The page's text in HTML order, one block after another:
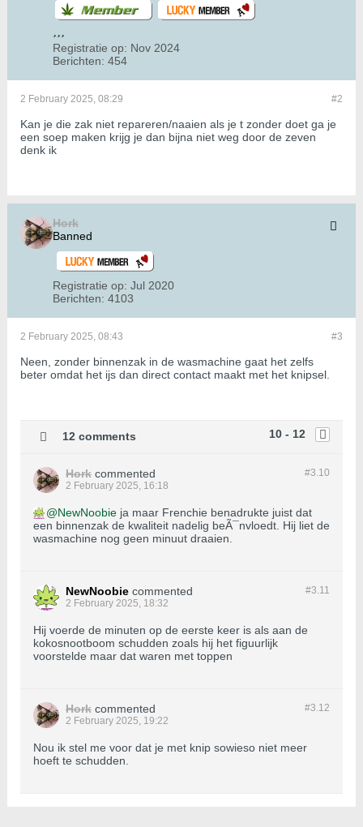
Registratie op: Nov 2024
Berichten: 454
#2
2 February 2025, 08:29
Kan je die zak niet repareren/naaien als je t zonder doet ga je
een soep maken krijg je dan bijna niet weg door de zeven
denk ik
Hork
Banned
Registratie op: Jul 2020
Berichten: 4103
#3
2 February 2025, 08:43
Neen, zonder binnenzak in de wasmachine gaat het zelfs
beter omdat het ijs dan direct contact maakt met het knipsel.
10 - 12
12 comments
#3.10
Hork commented
2 February 2025, 16:18
NewNoobie ja maar Frenchie benadrukte juist dat
een binnenzak de kwaliteit nadelig beÃ¯nvloedt. Hij liet de
wasmachine nog geen minuut draaien.
#3.11
NewNoobie commented
2 February 2025, 18:32
Hij voerde de minuten op de eerste keer is als aan de
kokosnootboom schudden zoals hij het figuurlijk
voorstelde maar dat waren met toppen
#3.12
Hork commented
2 February 2025, 19:22
Nou ik stel me voor dat je met knip sowieso niet meer
hoeft te schudden.